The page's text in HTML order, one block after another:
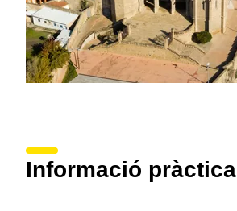
Informació pràctica